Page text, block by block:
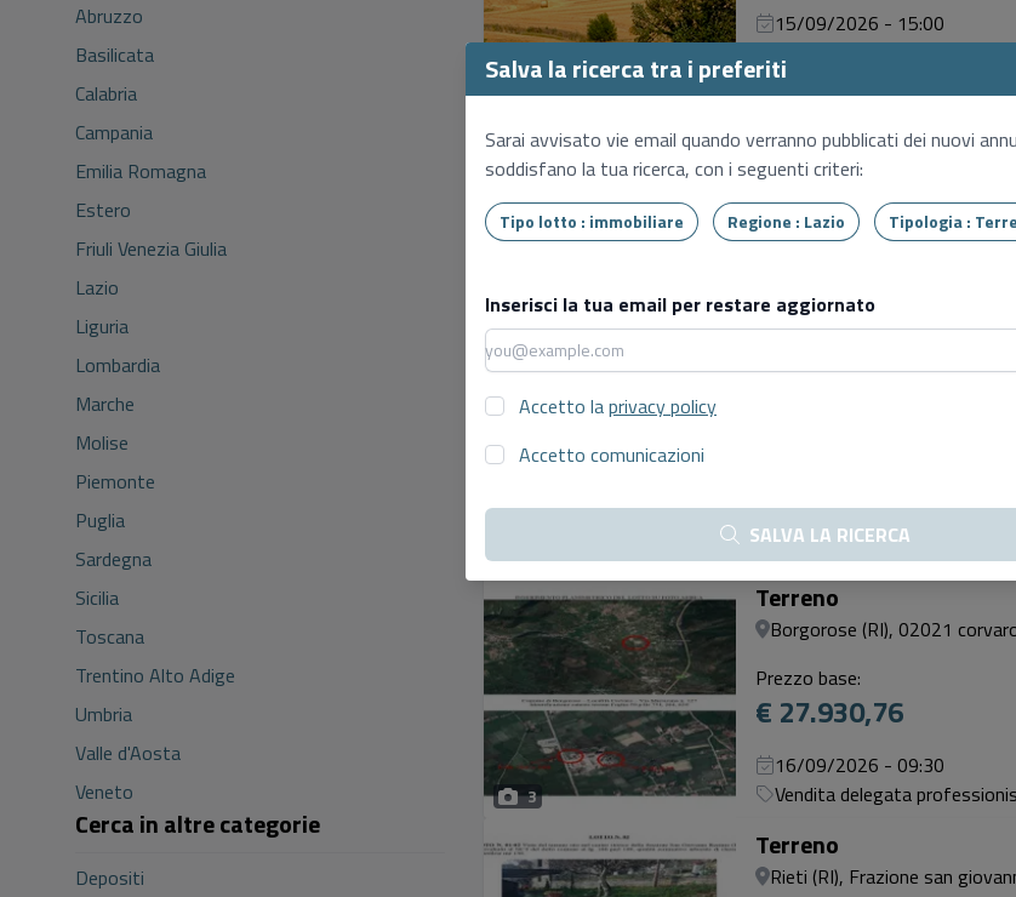
Abruzzo
Basilicata
Calabria
Campania
Emilia Romagna
Estero
Friuli Venezia Giulia
Lazio
Liguria
Lombardia
Marche
Molise
Piemonte
Puglia
Sardegna
Sicilia
Toscana
Trentino Alto Adige
Umbria
Valle d'Aosta
Veneto
Cerca in altre categorie
Depositi
15/09/2026 - 15:00
SENZA INCANTO
Terreno
Coreno ausonio (FR),
Prezzo base:
€ 15.319,40
SENZA INCANTO
Coreno ausonio (FR),
15/09/2026 - 15:00
SENZA INCANTO
3
Terreno
Borgorose (RI), 02021
Prezzo base:
€ 27.930,76
16/09/2026 - 09:30
Vendita delegata
Terreno
Rieti (RI), Frazione san
Salva la ricerca tra i preferiti
Sarai avvisato vie email quando verranno pubblicati dei nuovi
soddisfano la tua ricerca, con i seguenti criteri:
Tipo lotto : immobiliare Regione : Lazio Tipologia :
Inserisci la tua email per restare aggiornato
Accetto laprivacy policy
Accetto comunicazioni
SALVA LA RICERCA